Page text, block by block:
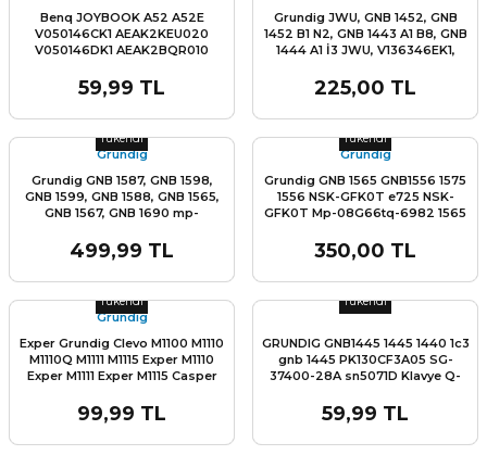
Benq JOYBOOK A52 A52E
V050146CK1 AEAK2KEU020
V050146DK1 AEAK2BQR010
Takımı Klavye Q-Türkçe
59,99 TL
Grundig JWU, GNB 1452, GNB
1452 B1 N2, GNB 1443 A1 B8, GNB
1444 A1 İ3 JWU, V136346EK1,
Klavye Keyboard Tuştakımı
225,00 TL
Tükendi
Grundig
Grundig GNB 1587, GNB 1598,
GNB 1599, GNB 1588, GNB 1565,
GNB 1567, GNB 1690 mp-
Grundig gnb 1565 a1 i3, Klavye
Tuş Takımı
499,99 TL
Tükendi
Grundig
Grundig GNB 1565 GNB1556 1575
1556 NSK-GFK0T e725 NSK-
GFK0T Mp-08G66tq-6982 1565
350,00 TL
Tükendi
Grundig
Exper Grundig Clevo M1100 M1110
M1110Q M1111 M1115 Exper M1110
Exper M1111 Exper M1115 Casper
NB1020 NB 1020 NB-1020 Klavye
Tuş Takımı
99,99 TL
Tükendi
GRUNDIG GNB1445 1445 1440 1c3
gnb 1445 PK130CF3A05 SG-
37400-28A sn5071D Klavye Q-
59,99 TL